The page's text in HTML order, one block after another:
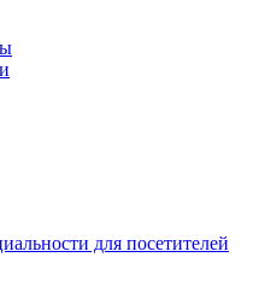
для посетителей